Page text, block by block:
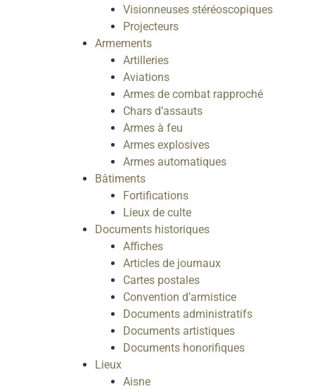
Visionneuses stéréoscopiques
Projecteurs
Armements
Artilleries
Aviations
Armes de combat rapproché
Chars d’assauts
Armes à feu
Armes explosives
Armes automatiques
Bâtiments
Fortifications
Lieux de culte
Documents historiques
Affiches
Articles de journaux
Cartes postales
Convention d’armistice
Documents administratifs
Documents artistiques
Documents honorifiques
Lieux
Aisne